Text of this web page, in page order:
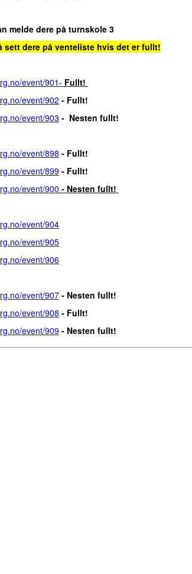
melde dere på turnskole 3
sett dere på venteliste hvis det er fullt!
event/901- Fullt!
event/902 - Fullt!
event/903 - Nesten fullt!
event/898 - Fullt!
event/899- Fullt!
event/900 - Nesten fullt!
event/904
event/905
event/906
event/907- Nesten fullt!
event/908 - Fullt!
event/909- Nesten fullt!